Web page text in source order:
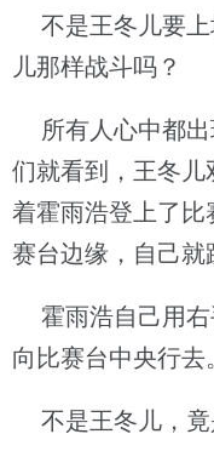
不是王冬儿要上
儿那样战斗吗？
所有人心中都出
们就看到，王冬
着霍雨浩登上了
赛台边缘，自己就
霍雨浩自己用右
向比赛台中央行去
不是王冬儿，竟